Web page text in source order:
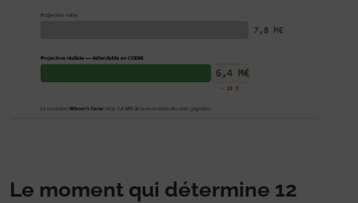
Le moment qui détermine 12